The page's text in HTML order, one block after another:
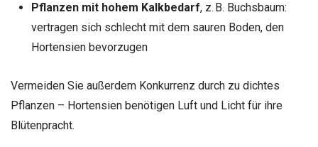
Pflanzen mit hohem Kalkbedarf, z. B. Buchsbaum:
vertragen sich schlecht mit dem sauren Boden, den
Hortensien bevorzugen
Vermeiden Sie außerdem Konkurrenz durch zu dichtes
Pflanzen – Hortensien benötigen Luft und Licht für ihre
Blütenpracht.